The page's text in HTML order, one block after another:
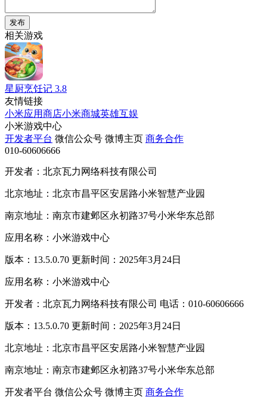
发布
相关游戏
星厨烹饪记 3.8
友情链接
小米应用商店小米商城英雄互娱
小米游戏中心
开发者平台 微信公众号 微博主页 商务合作
010-60606666
开发者：北京瓦力网络科技有限公司
北京地址：北京市昌平区安居路小米智慧产业园
南京地址：南京市建邺区永初路37号小米华东总部
应用名称：小米游戏中心
版本：13.5.0.70 更新时间：2025年3月24日
应用名称：小米游戏中心
开发者：北京瓦力网络科技有限公司 电话：010-60606666
版本：13.5.0.70 更新时间：2025年3月24日
北京地址：北京市昌平区安居路小米智慧产业园
南京地址：南京市建邺区永初路37号小米华东总部
开发者平台 微信公众号 微博主页 商务合作